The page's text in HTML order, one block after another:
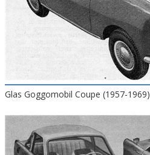
Glas Goggomobil Coupe (1957-1969)